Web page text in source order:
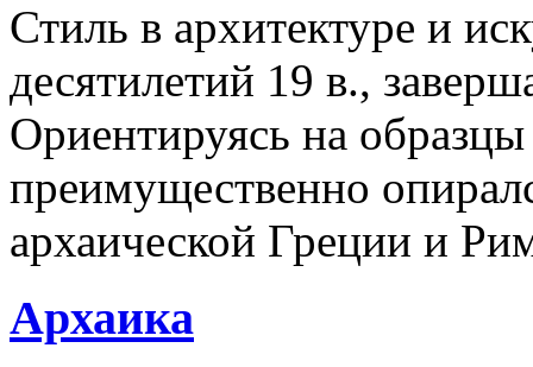
Стиль в архитектуре и
десятилетий 19 в.,
Ориентируясь на
преимущественно
архаической Греции и
Архаика